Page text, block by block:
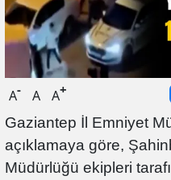
A- A A+
Gaziantep İl Emniyet
açıklamaya göre,
Müdürlüğü ekipleri